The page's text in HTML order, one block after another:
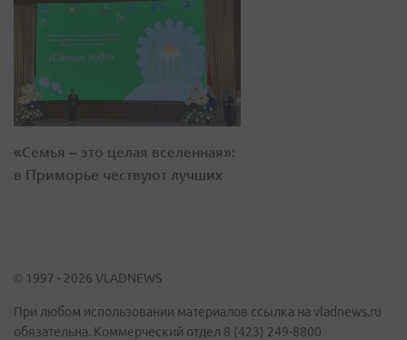
«Семья – это целая вселенная»:
в Приморье чествуют лучших
© 1997 - 2026 VLADNEWS
При любом использовании материалов ссылка на vladnews.ru
обязательна. Коммерческий отдел 8 (423) 249-8800